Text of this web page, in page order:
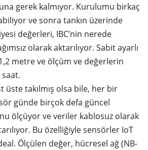
gerek kalmıyor. Kurulumu birkaç
ve sonra tankın üzerinde
değerleri, IBC’nin nerede
olarak aktarılıyor. Sabit ayarlı
metre ve ölçüm ve değerlerin
üste takılmış olsa bile, her bir
günde birçok defa güncel
ölçüyor ve veriler kablosuz olarak
Bu özelliğiyle sensörler IoT
Ölçülen değer, hücresel ağ (NB-